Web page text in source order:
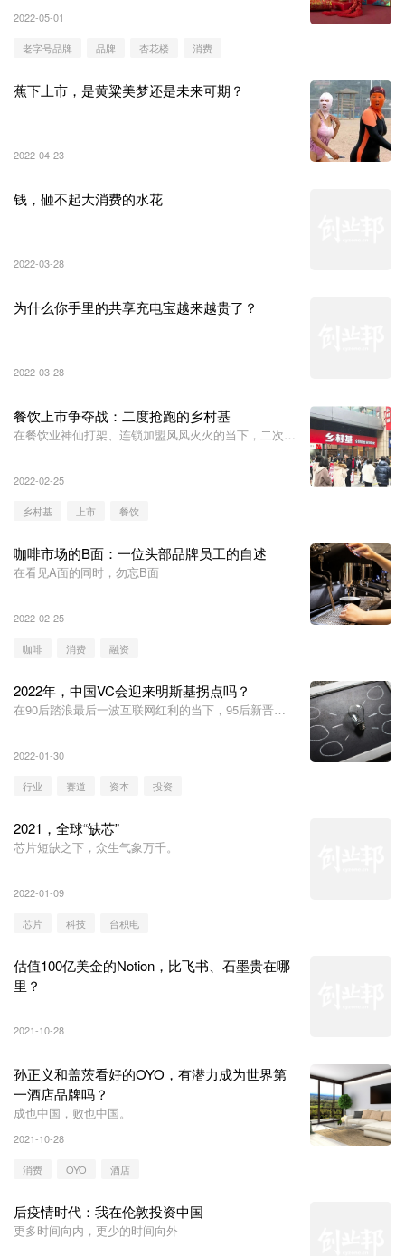
2022-05-01
老字号品牌 品牌 杏花楼 消费
蕉下上市，是黄粱美梦还是未来可期？
2022-04-23
钱，砸不起大消费的水花
2022-03-28
为什么你手里的共享充电宝越来越贵了？
2022-03-28
餐饮上市争夺战：二度抢跑的乡村基
在餐饮业神仙打架、连锁加盟风风火火的当下，二次返
心中获得稳固地位？
2022-02-25
乡村基 上市 餐饮
咖啡市场的B面：一位头部品牌员工的自述
在看见A面的同时，勿忘B面
2022-02-25
咖啡 消费 融资
2022年，中国VC会迎来明斯基拐点吗？
在90后踏浪最后一波互联网红利的当下，95后新晋投
2022-01-30
行业 赛道 资本 投资
2021，全球“缺芯”
芯片短缺之下，众生气象万千。
2022-01-09
芯片 科技 台积电
估值100亿美金的Notion，比飞书、石墨贵在哪
里？
2021-10-28
孙正义和盖茨看好的OYO，有潜力成为世界第
一酒店品牌吗？
成也中国，败也中国。
2021-10-28
消费 OYO 酒店
后疫情时代：我在伦敦投资中国
更多时间向内，更少的时间向外